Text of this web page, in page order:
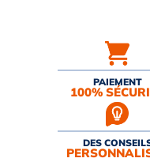
PAIEMENT
100%
DES